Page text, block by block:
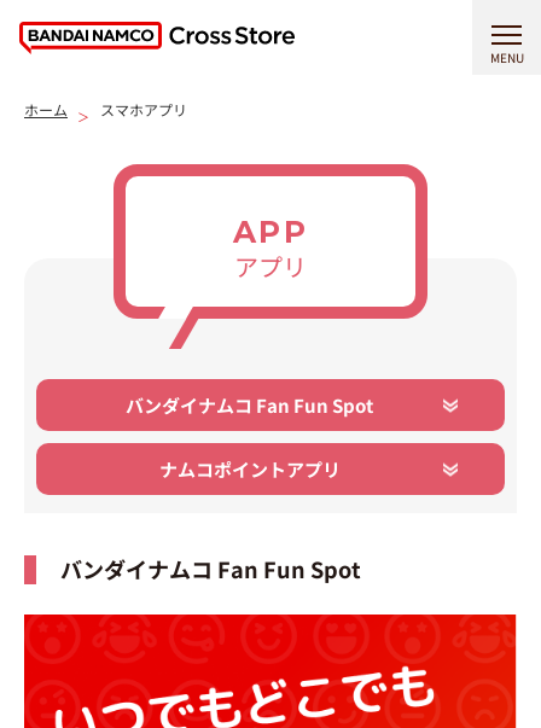
MENU
ホーム スマホアプリ
APP
アプリ
バンダイナムコ Fan Fun Spot
ナムコポイントアプリ
バンダイナムコ Fan Fun Spot